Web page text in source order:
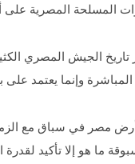
المسلحة المصرية على
الجيش المصري
وإنما يعتمد
مصر في سباق مع
ما هو إلا تأكيد